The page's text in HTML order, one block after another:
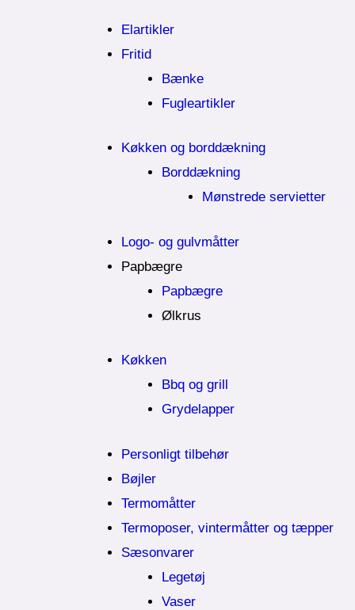
Elartikler
Fritid
Bænke
Fugleartikler
Køkken og borddækning
Borddækning
Mønstrede servietter
Logo- og gulvmåtter
Papbægre
Papbægre
Ølkrus
Køkken
Bbq og grill
Grydelapper
Personligt tilbehør
Bøjler
Termomåtter
Termoposer, vintermåtter og tæpper
Sæsonvarer
Legetøj
Vaser